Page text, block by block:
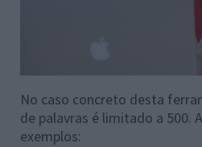
No caso concreto desta
de palavras é limitado a 500.
exemplos: